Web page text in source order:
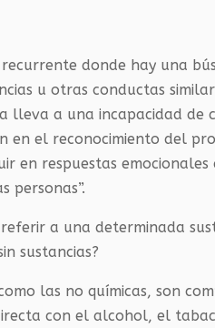
donde hay una
u otras conductas
lleva a una incapacidad de
en el reconocimiento del
en respuestas
personas”.
a una determinada
sustancias?
las no químicas, son
con el alcohol, el